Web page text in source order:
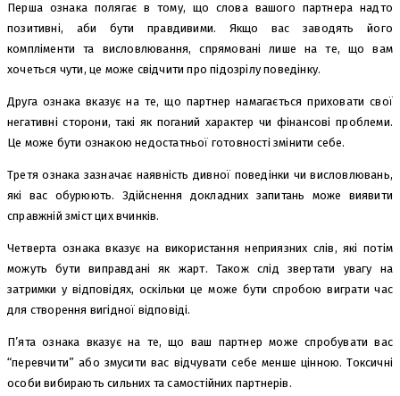
Перша ознака полягає в тому, що слова вашого партнера надто
позитивні, аби бути правдивими. Якщо вас заводять його
компліменти та висловлювання, спрямовані лише на те, що вам
хочеться чути, це може свідчити про підозрілу поведінку.
Друга ознака вказує на те, що партнер намагається приховати свої
негативні сторони, такі як поганий характер чи фінансові проблеми.
Це може бути ознакою недостатньої готовності змінити себе.
Третя ознака зазначає наявність дивної поведінки чи висловлювань,
які вас обурюють. Здійснення докладних запитань може виявити
справжній зміст цих вчинків.
Четверта ознака вказує на використання неприязних слів, які потім
можуть бути виправдані як жарт. Також слід звертати увагу на
затримки у відповідях, оскільки це може бути спробою виграти час
для створення вигідної відповіді.
П’ята ознака вказує на те, що ваш партнер може спробувати вас
“перевчити” або змусити вас відчувати себе менше цінною. Токсичні
особи вибирають сильних та самостійних партнерів.